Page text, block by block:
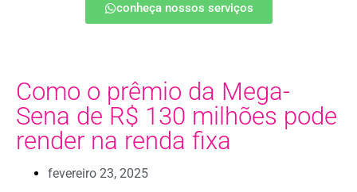
conheça nossos serviços
Como o prêmio da Mega-
Sena de R$ 130 milhões pode
render na renda fixa
fevereiro 23, 2025